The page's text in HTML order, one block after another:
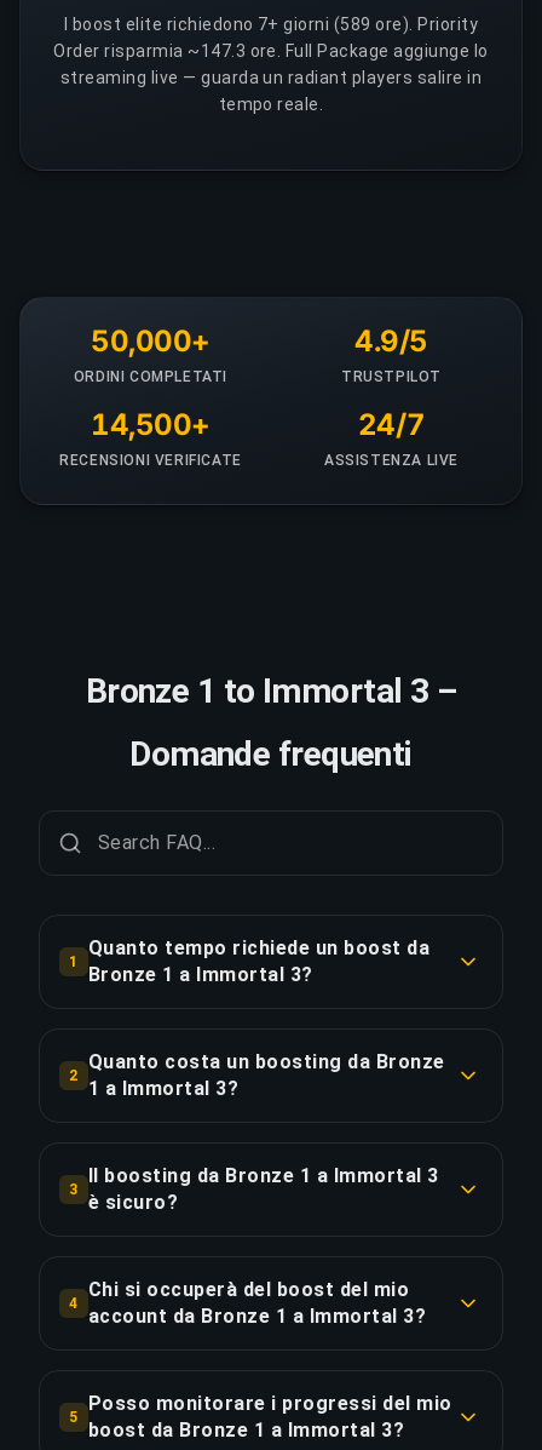
I boost elite richiedono 7+ giorni (589 ore). Priority
Order risparmia ~147.3 ore. Full Package aggiunge lo
streaming live — guarda un radiant players salire in
tempo reale.
50,000+
ORDINI COMPLETATI
4.9/5
TRUSTPILOT
14,500+
RECENSIONI VERIFICATE
24/7
ASSISTENZA LIVE
Bronze 1 to Immortal 3 –
Domande frequenti
1
Quanto tempo richiede un boost da
Bronze 1 a Immortal 3?
tipicamente 7+ giorni. Con Ordine Prioritario, la
consegna è circa il 25% più veloce.
2
Quanto costa un boosting da Bronze
1 a Immortal 3?
€924.14 per l'opzione standard. L'Ordine
Prioritario costa €1108.97, mentre il Pacchetto
€1275.32.
COPIA LINK
3
Il boosting da Bronze 1 a Immortal 3
è sicuro?
VPN corrispondente alla tua regione e giocano
con la funzione "Appear Offline" attivata.
valutazione di 4,9/5 su Trustpilot.
COPIA LINK
4
Chi si occuperà del boost del mio
account da Bronze 1 a Immortal 3?
nostri boost. Ogni booster passa attraverso un
rigoroso processo di selezione che include
5
Posso monitorare i progressi del mio
boost da Bronze 1 a Immortal 3?